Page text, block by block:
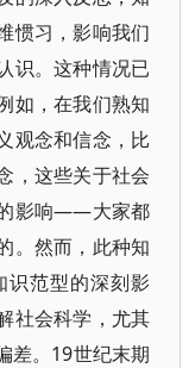
惯习，影响我们
识。这种情况已
如，在我们熟知
观念和信念，比
，这些关于社会
影响——大家都
。然而，此种知
识范型的深刻影
社会科学，尤其
差。19世纪末期